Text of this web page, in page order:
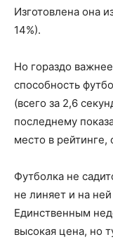
Изготовлена она
14%).
Но гораздо
способность
(всего за 2,6
последнему
место в рейтинге,
Футболка не
не линяет и на
Единственным
высокая цена, но